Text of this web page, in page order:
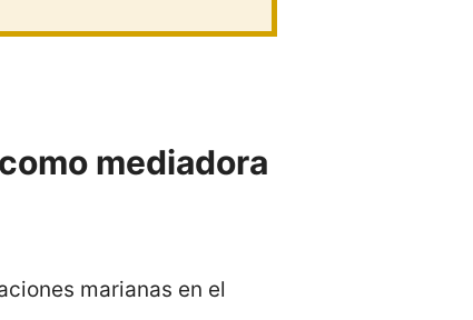
mediadora
marianas en el